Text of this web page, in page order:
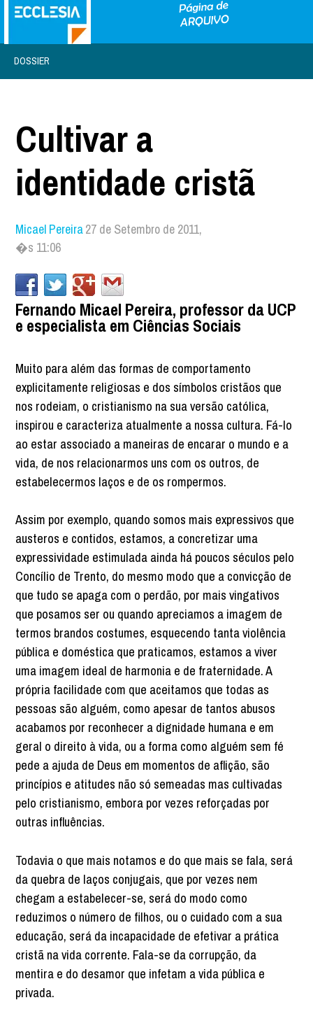
DOSSIER
Cultivar a
identidade cristã
Micael Pereira27 de Setembro de 2011,
�s 11:06
Fernando Micael Pereira, professor da UCP
e especialista em Ciências Sociais
Muito para além das formas de comportamento
explicitamente religiosas e dos símbolos cristãos que
nos rodeiam, o cristianismo na sua versão católica,
inspirou e caracteriza atualmente a nossa cultura. Fá-lo
ao estar associado a maneiras de encarar o mundo e a
vida, de nos relacionarmos uns com os outros, de
estabelecermos laços e de os rompermos.
Assim por exemplo, quando somos mais expressivos que
austeros e contidos, estamos, a concretizar uma
expressividade estimulada ainda há poucos séculos pelo
Concílio de Trento, do mesmo modo que a convicção de
que tudo se apaga com o perdão, por mais vingativos
que posamos ser ou quando apreciamos a imagem de
termos brandos costumes, esquecendo tanta violência
pública e doméstica que praticamos, estamos a viver
uma imagem ideal de harmonia e de fraternidade. A
própria facilidade com que aceitamos que todas as
pessoas são alguém, como apesar de tantos abusos
acabamos por reconhecer a dignidade humana e em
geral o direito à vida, ou a forma como alguém sem fé
pede a ajuda de Deus em momentos de aflição, são
princípios e atitudes não só semeadas mas cultivadas
pelo cristianismo, embora por vezes reforçadas por
outras influências.
Todavia o que mais notamos e do que mais se fala, será
da quebra de laços conjugais, que por vezes nem
chegam a estabelecer-se, será do modo como
reduzimos o número de filhos, ou o cuidado com a sua
educação, será da incapacidade de efetivar a prática
cristã na vida corrente. Fala-se da corrupção, da
mentira e do desamor que infetam a vida pública e
privada.